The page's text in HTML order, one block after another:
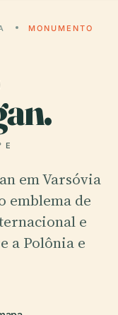
MONUMENTO
E
em Varsóvia
emblema de
e
a Polônia e